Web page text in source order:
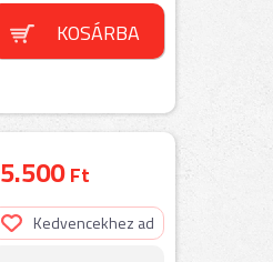
KOSÁRBA
5.500Ft
Kedvencekhez ad